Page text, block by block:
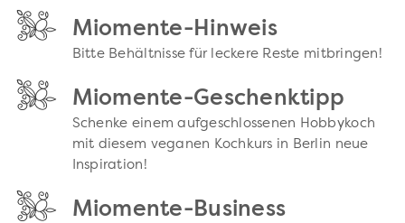
Miomente-Hinweis
Bitte Behältnisse für leckere Reste mitbringen!
Miomente-Geschenktipp
Schenke einem aufgeschlossenen Hobbykoch
mit diesem veganen Kochkurs in Berlin neue
Inspiration!
Miomente-Business